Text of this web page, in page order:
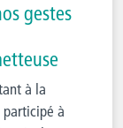
gestes
à la
participé à